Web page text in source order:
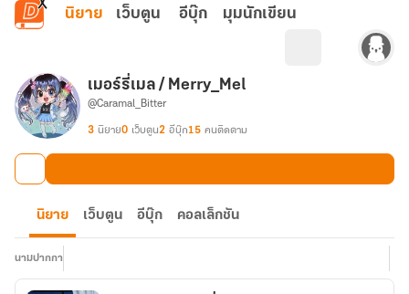
ข้ามไปยังเนื้อหาหลัก
นิยาย เว็บตูน อีบุ๊ก มุมนักเขียน
เมอร์รี่เมล / Merry_Mel
@Caramal_Bitter
3 นิยาย0 เว็บตูน2 อีบุ๊ก15 คนติดตาม
นิยาย เว็บตูน อีบุ๊ก คอลเล็กชัน
นามปากกา